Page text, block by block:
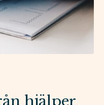
hjälper